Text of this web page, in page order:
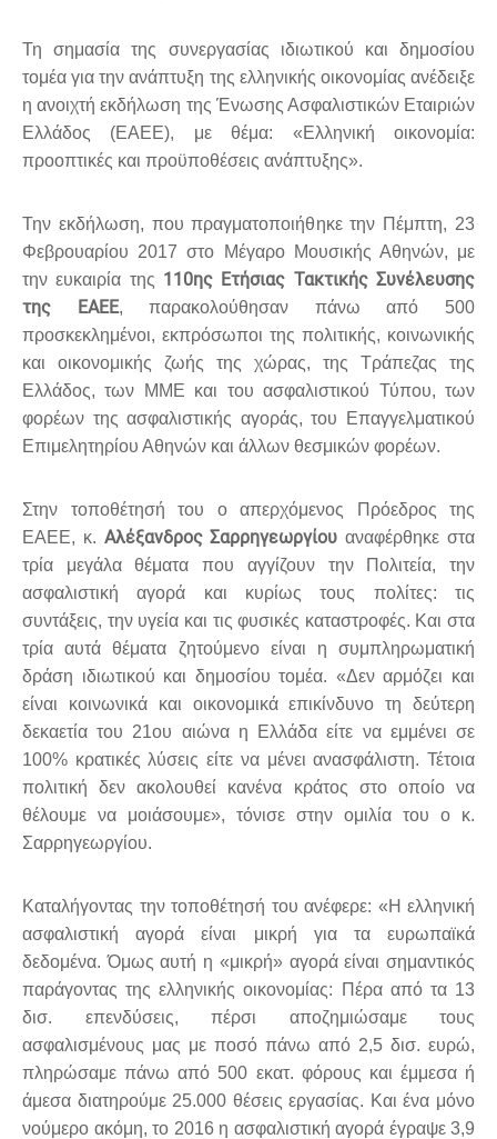
Τη σημασία της συνεργασίας ιδιωτικού και δημοσίου
τομέα για την ανάπτυξη της ελληνικής οικονομίας ανέδειξε
η ανοιχτή εκδήλωση της Ένωσης Ασφαλιστικών Εταιριών
Ελλάδος (ΕΑΕΕ), με θέμα: «Ελληνική οικονομία:
προοπτικές και προϋποθέσεις ανάπτυξης».
Την εκδήλωση, που πραγματοποιήθηκε την Πέμπτη, 23
Φεβρουαρίου 2017 στο Μέγαρο Μουσικής Αθηνών, με
την ευκαιρία της 110ης Ετήσιας Τακτικής Συνέλευσης
της ΕΑΕΕ, παρακολούθησαν πάνω από 500
προσκεκλημένοι, εκπρόσωποι της πολιτικής, κοινωνικής
και οικονομικής ζωής της χώρας, της Τράπεζας της
Ελλάδος, των ΜΜΕ και του ασφαλιστικού Τύπου, των
φορέων της ασφαλιστικής αγοράς, του Επαγγελματικού
Επιμελητηρίου Αθηνών και άλλων θεσμικών φορέων.
Στην τοποθέτησή του ο απερχόμενος Πρόεδρος της
ΕΑΕΕ, κ. Αλέξανδρος Σαρρηγεωργίου αναφέρθηκε στα
τρία μεγάλα θέματα που αγγίζουν την Πολιτεία, την
ασφαλιστική αγορά και κυρίως τους πολίτες: τις
συντάξεις, την υγεία και τις φυσικές καταστροφές. Και στα
τρία αυτά θέματα ζητούμενο είναι η συμπληρωματική
δράση ιδιωτικού και δημοσίου τομέα. «Δεν αρμόζει και
είναι κοινωνικά και οικονομικά επικίνδυνο τη δεύτερη
δεκαετία του 21ου αιώνα η Ελλάδα είτε να εμμένει σε
100% κρατικές λύσεις είτε να μένει ανασφάλιστη. Τέτοια
πολιτική δεν ακολουθεί κανένα κράτος στο οποίο να
θέλουμε να μοιάσουμε», τόνισε στην ομιλία του ο κ.
Σαρρηγεωργίου.
Καταλήγοντας την τοποθέτησή του ανέφερε: «Η ελληνική
ασφαλιστική αγορά είναι μικρή για τα ευρωπαϊκά
δεδομένα. Όμως αυτή η «μικρή» αγορά είναι σημαντικός
παράγοντας της ελληνικής οικονομίας: Πέρα από τα 13
δισ. επενδύσεις, πέρσι αποζημιώσαμε τους
ασφαλισμένους μας με ποσό πάνω από 2,5 δισ. ευρώ,
πληρώσαμε πάνω από 500 εκατ. φόρους και έμμεσα ή
άμεσα διατηρούμε 25.000 θέσεις εργασίας. Και ένα μόνο
νούμερο ακόμη, το 2016 η ασφαλιστική αγορά έγραψε 3,9